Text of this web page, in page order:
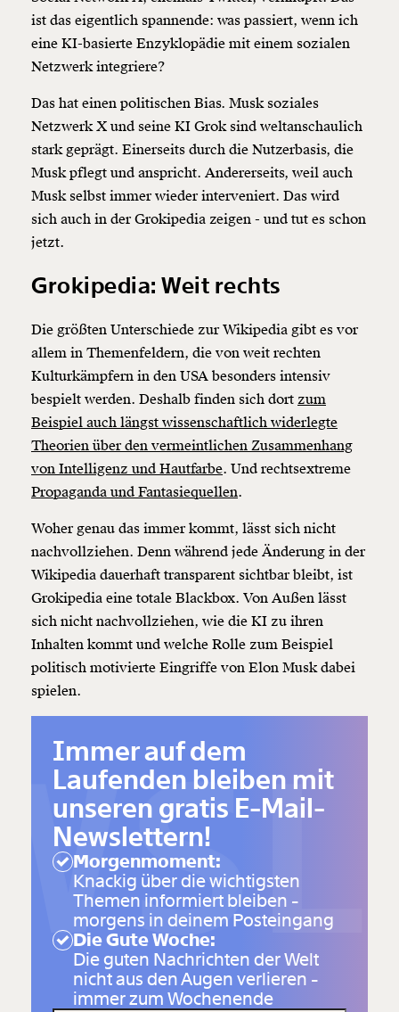
ist das eigentlich spannende: was passiert, wenn ich
eine KI-basierte Enzyklopädie mit einem sozialen
Netzwerk integriere?
Das hat einen politischen Bias. Musk soziales
Netzwerk X und seine KI Grok sind weltanschaulich
stark geprägt. Einerseits durch die Nutzerbasis, die
Musk pflegt und anspricht. Andererseits, weil auch
Musk selbst immer wieder interveniert. Das wird
sich auch in der Grokipedia zeigen - und tut es schon
jetzt.
Grokipedia: Weit rechts
Die größten Unterschiede zur Wikipedia gibt es vor
allem in Themenfeldern, die von weit rechten
Kulturkämpfern in den USA besonders intensiv
bespielt werden. Deshalb finden sich dort zum
Beispiel auch längst wissenschaftlich widerlegte
Theorien über den vermeintlichen Zusammenhang
von Intelligenz und Hautfarbe. Und rechtsextreme
Propaganda und Fantasiequellen.
Woher genau das immer kommt, lässt sich nicht
nachvollziehen. Denn während jede Änderung in der
Wikipedia dauerhaft transparent sichtbar bleibt, ist
Grokipedia eine totale Blackbox. Von Außen lässt
sich nicht nachvollziehen, wie die KI zu ihren
Inhalten kommt und welche Rolle zum Beispiel
politisch motivierte Eingriffe von Elon Musk dabei
spielen.
Immer auf dem
Laufenden bleiben mit
unseren gratis E-Mail-
Newslettern!
Morgenmoment:
Knackig über die wichtigsten
Themen informiert bleiben -
morgens in deinem Posteingang
Die Gute Woche:
Die guten Nachrichten der Welt
nicht aus den Augen verlieren -
immer zum Wochenende